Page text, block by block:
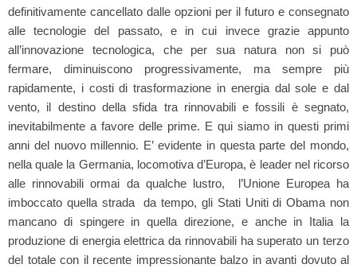
definitivamente cancellato dalle opzioni per il futuro e consegnato
alle tecnologie del passato, e in cui invece grazie appunto
all’innovazione tecnologica, che per sua natura non si può
fermare, diminuiscono progressivamente, ma sempre più
rapidamente, i costi di trasformazione in energia dal sole e dal
vento, il destino della sfida tra rinnovabili e fossili è segnato,
inevitabilmente a favore delle prime. E qui siamo in questi primi
anni del nuovo millennio. E’ evidente in questa parte del mondo,
nella quale la Germania, locomotiva d’Europa, è leader nel ricorso
alle rinnovabili ormai da qualche lustro, l’Unione Europea ha
imboccato quella strada da tempo, gli Stati Uniti di Obama non
mancano di spingere in quella direzione, e anche in Italia la
produzione di energia elettrica da rinnovabili ha superato un terzo
del totale con il recente impressionante balzo in avanti dovuto al